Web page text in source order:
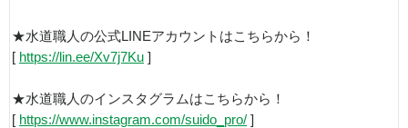
★水道職人の公式LINEアカウントはこちらから！
[ https://lin.ee/Xv7j7Ku ]
★水道職人のインスタグラムはこちらから！
[ https://www.instagram.com/suido_pro/ ]